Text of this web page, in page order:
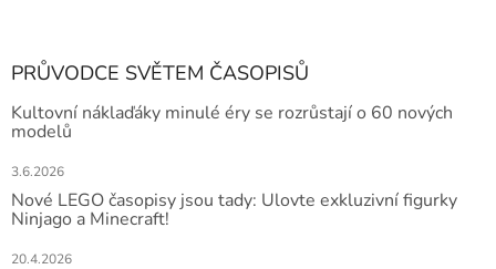
PRŮVODCE SVĚTEM ČASOPISŮ
Kultovní náklaďáky minulé éry se rozrůstají o 60 nových
modelů
3.6.2026
Nové LEGO časopisy jsou tady: Ulovte exkluzivní figurky
Ninjago a Minecraft!
20.4.2026